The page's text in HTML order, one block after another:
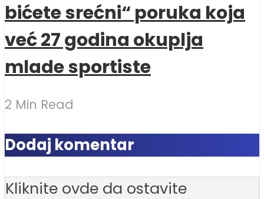
bićete srećni“ poruka koja
već 27 godina okuplja
mlade sportiste
2 Min Read
Dodaj komentar
Kliknite ovde da ostavite